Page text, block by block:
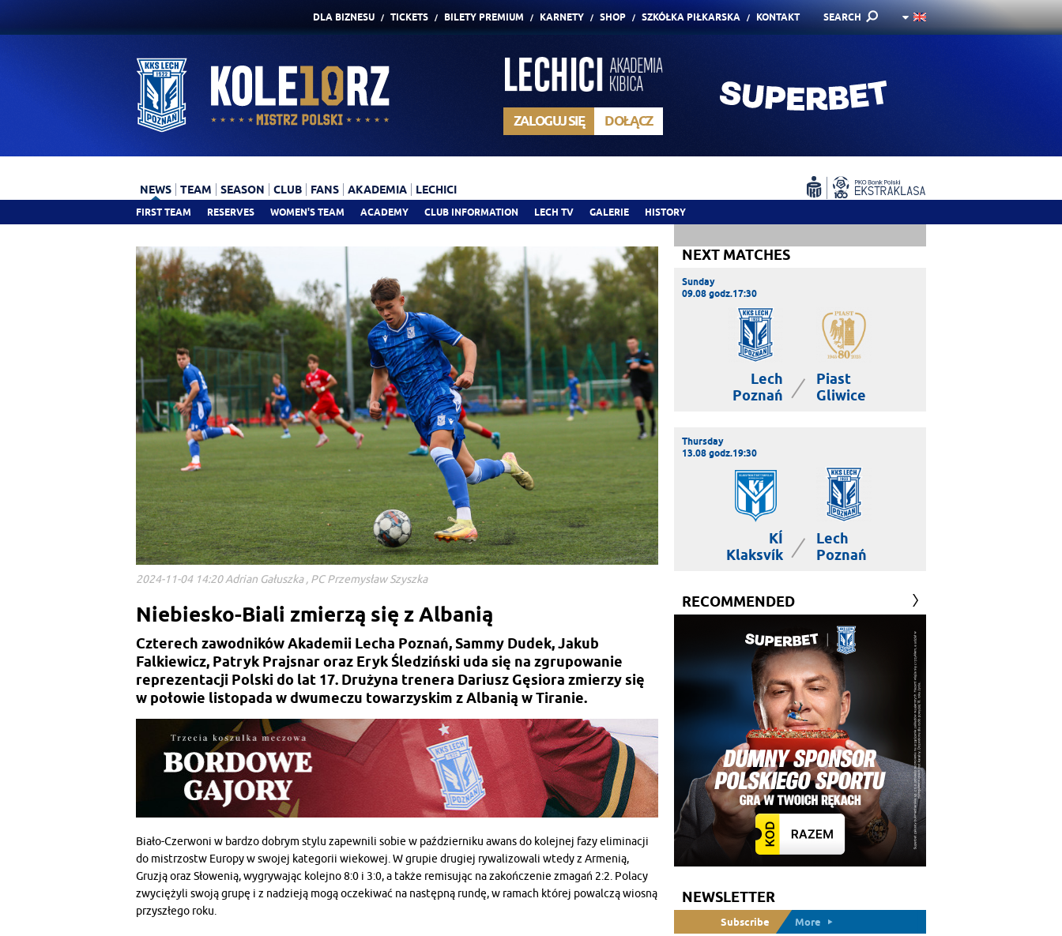
DLA BIZNESU TICKETS BILETY PREMIUM KARNETY SHOP SZKÓŁKA PIŁKARSKA KONTAKT SEARCH
ZALOGUJ SIĘ DOŁĄCZ
NEWS
FIRST TEAM RESERVES WOMEN'S TEAM ACADEMY CLUB INFORMATION LECH TV GALERIE HISTORY
TEAM SEASON CLUB FANS AKADEMIA LECHICI
2024-11-04 14:20 Adrian Gałuszka , PC Przemysław Szyszka
Niebiesko-Biali zmierzą się z Albanią
Czterech zawodników Akademii Lecha Poznań, Sammy Dudek, Jakub
Falkiewicz, Patryk Prajsnar oraz Eryk Śledziński uda się na zgrupowanie
reprezentacji Polski do lat 17. Drużyna trenera Dariusz Gęsiora zmierzy się
w połowie listopada w dwumeczu towarzyskim z Albanią w Tiranie.
Biało-Czerwoni w bardzo dobrym stylu zapewnili sobie w październiku awans do kolejnej fazy eliminacji
do mistrzostw Europy w swojej kategorii wiekowej. W grupie drugiej rywalizowali wtedy z Armenią,
Gruzją oraz Słowenią, wygrywając kolejno 8:0 i 3:0, a także remisując na zakończenie zmagań 2:2. Polacy
zwyciężyli swoją grupę i z nadzieją mogą oczekiwać na następną rundę, w ramach której powalczą wiosną
przyszłego roku.
NEXT MATCHES
Sunday
09.08 godz.17:30
Lech
Poznań
|
Piast
Gliwice
Thursday
13.08 godz.19:30
KÍ
Klaksvík
|
Lech
Poznań
RECOMMENDED
NEWSLETTER
Subscribe More